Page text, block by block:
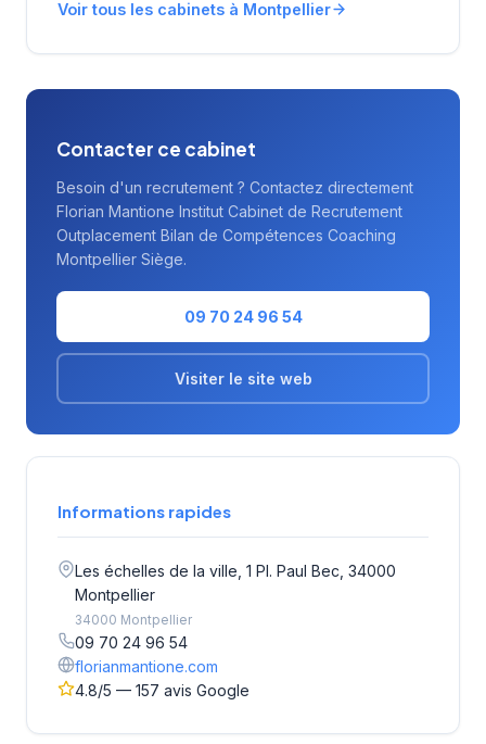
clientèle, comme en témoigne sa note Google
Voir tous les cabinets à Montpellier
Contacter ce cabinet
Besoin d'un recrutement ? Contactez directement
Florian Mantione Institut Cabinet de Recrutement
Outplacement Bilan de Compétences Coaching
Montpellier Siège.
09 70 24 96 54
Visiter le site web
Informations rapides
Les échelles de la ville, 1 Pl. Paul Bec, 34000
Montpellier
34000 Montpellier
09 70 24 96 54
florianmantione.com
4.8/5 — 157 avis Google